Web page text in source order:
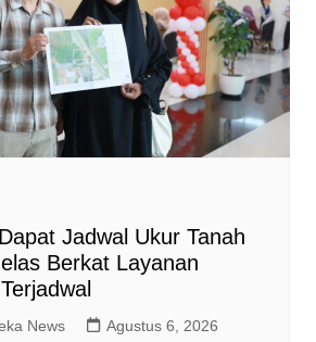
Jadwal Ukur Tanah
Berkat Layanan
News
Agustus 6, 2026